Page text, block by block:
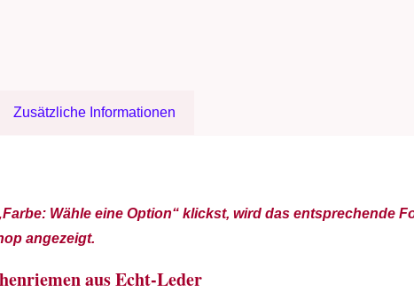
Zusätzliche Informationen
Wähle eine Option“ klickst, wird das entsprechende
angezeigt.
aus Echt-Leder